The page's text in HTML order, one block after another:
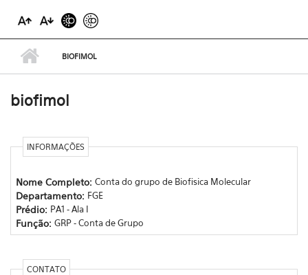
BIOFIMOL
biofimol
INFORMAÇÕES
Nome Completo: Conta do grupo de Biofisica Molecular
Departamento: FGE
Prédio: PA1 - Ala I
Função: GRP - Conta de Grupo
CONTATO